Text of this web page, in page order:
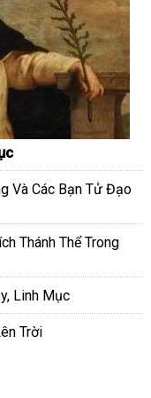
Và Các Bạn Tử Đạo
Thánh Thể Trong
Linh Mục
Trời